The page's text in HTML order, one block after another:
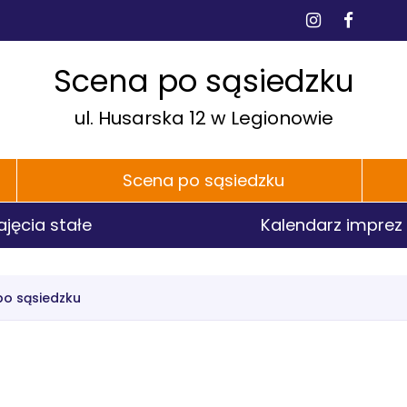
Instagram
Scena po sąsiedzku
ul. Husarska 12 w Legionowie
Scena po sąsiedzku
stałe Kalendarz imprez
sąsiedzku